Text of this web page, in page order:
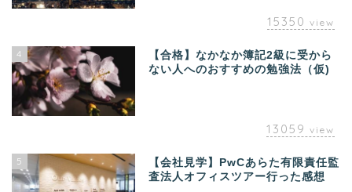
15350 view
4
【合格】なかなか簿記2級に受から
ない人へのおすすめの勉強法（仮)
13059 view
5
【会社見学】PwCあらた有限責任監
査法人オフィスツアー行った感想